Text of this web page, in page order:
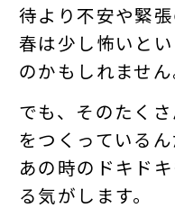
待より不安や緊
春は少し怖いと
のかもしれません
でも、そのたく
をつくっている
あの時のドキド
る気がします。